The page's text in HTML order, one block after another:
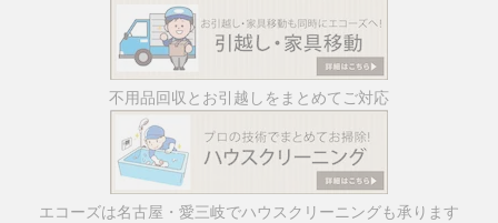
不用品回収とお引越しをまとめてご対応
エコーズは名古屋・愛三岐でハウスクリーニングも承ります